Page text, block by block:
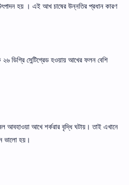
হয় । এই আখ চাষের উন্নতির প্রধান কারণ
ডিগ্রি সেন্টিগ্রেড হওয়ায় আখের ফলন বেশি
আবহাওয়া আখে শর্করার বৃদ্ধি ঘটায়। তাই এখানে
ভালো হয়।